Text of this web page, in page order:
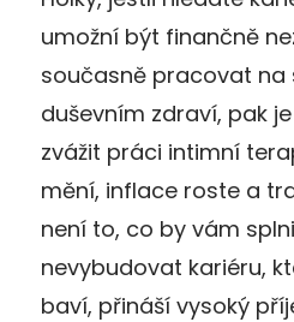
umožní být finančně
současně pracovat na
duševním zdraví, pak
zvážit práci intimní
mění, inflace roste a
není to, co by vám
nevybudovat kariéru,
baví, přináší vysoký